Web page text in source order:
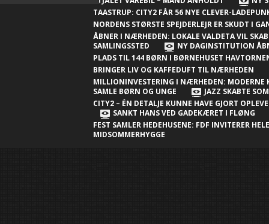
Ny millioninvestering i Nærheden:
Moderne klubhus skal samle børn og
unge
Jazz skabte sommerstemning i City2 –
én detalje kunne have gjort
oplevelsen endnu bedre
Sankt Hans ved gadekæret i Fløng
TAASTRUP: CITY2 FÅR 56 NYE CLEVER-
NORDENS STØRSTE SPEJDERLEJR ER SKUDT I
ÅBNER I NÆRHEDEN: LOKALE VALDETA VIL
SAMLINGSSTED
NY DAGINSTITUTION
PLADS TIL 144 BØRN I BØRNEHUSET
BRINGER LIV OG KAFFEDUFT TIL NÆRHEDEN
MILLIONINVESTERING I NÆRHEDEN: MODERNE
SAMLE BØRN OG UNGE
JAZZ SKABTE
CITY2 – ÉN DETALJE KUNNE HAVE GJORT
SANKT HANS VED GADEKÆRET I FLØNG
FEST SAMLER HEDEHUSENE: FDF INVITERER
MIDSOMMERHYGGE